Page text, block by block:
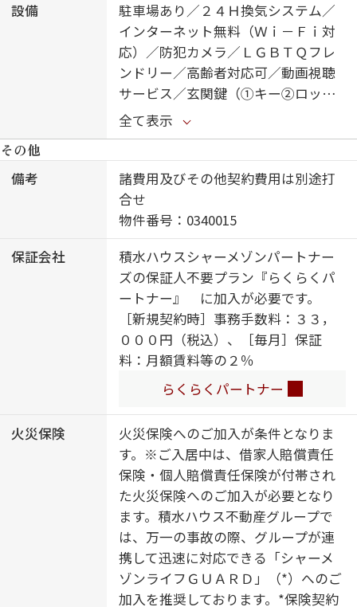
設備
駐車場あり／２４Ｈ換気システム／
インターネット無料（Ｗｉ－Ｆｉ対
応）／防犯カメラ／ＬＧＢＴＱフレ
ンドリー／高齢者対応可／動画視聴
サービス／玄関鍵（①キー②ロッ
ク）／給湯器／給湯器（追焚機能
付）／給湯箇所（浴室・台所・洗面
所）／対面キッチン／風呂／洗髪洗
面化粧台／カラーモニタ付ドアホン
／トイレ（暖房洗浄便座）／エアコ
ン／ウォークインクローゼット／キ
ッチン収納／ピクチャーレール／バ
ルコニー／バス・トイレ（セパレイ
ト）／洗濯機置場（室内）／防犯ガ
ラス（合せガラス）／コンロ
全て表示
その他
備考
諸費用及びその他契約費用は別途打
合せ
物件番号：0340015
保証会社
積水ハウスシャーメゾンパートナー
ズの保証人不要プラン『らくらくパ
ートナー』 に加入が必要です。
［新規契約時］事務手数料：３３，
０００円（税込）、［毎月］保証
料：月額賃料等の２％
らくらくパートナー
火災保険
火災保険へのご加入が条件となりま
す。※ご入居中は、借家人賠償責任
保険・個人賠償責任保険が付帯され
た火災保険へのご加入が必要となり
ます。積水ハウス不動産グループで
は、万一の事故の際、グループが連
携して迅速に対応できる「シャーメ
ゾンライフＧＵＡＲＤ」（*）へのご
加入を推奨しております。*保険契約